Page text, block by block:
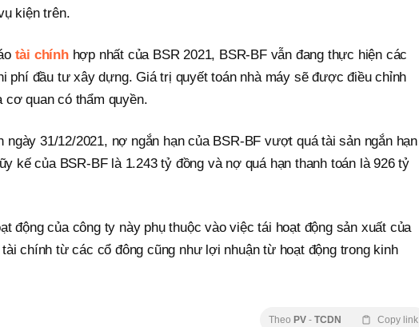
kiện trên.
tài chínhhợp nhất của BSR 2021, BSR-BF vẫn đang thực hiện các
phí đầu tư xây dựng. Giá trị quyết toán nhà máy sẽ được điều chỉnh
cơ quan có thẩm quyền.
ngày 31/12/2021, nợ ngắn hạn của BSR-BF vượt quá tài sản ngắn hạn
kế của BSR-BF là 1.243 tỷ đồng và nợ quá hạn thanh toán là 926 tỷ
động của công ty này phụ thuộc vào việc tái hoạt động sản xuất của
chính từ các cổ đông cũng như lợi nhuận từ hoạt động trong kinh
Theo PV - TCDN Copy link